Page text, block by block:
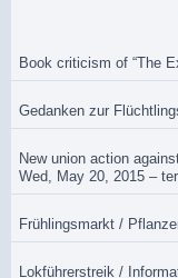
Book criticism of “The
Gedanken zur
New union action
Wed, May 20, 2015 –
Frühlingsmarkt /
Lokführerstreik /